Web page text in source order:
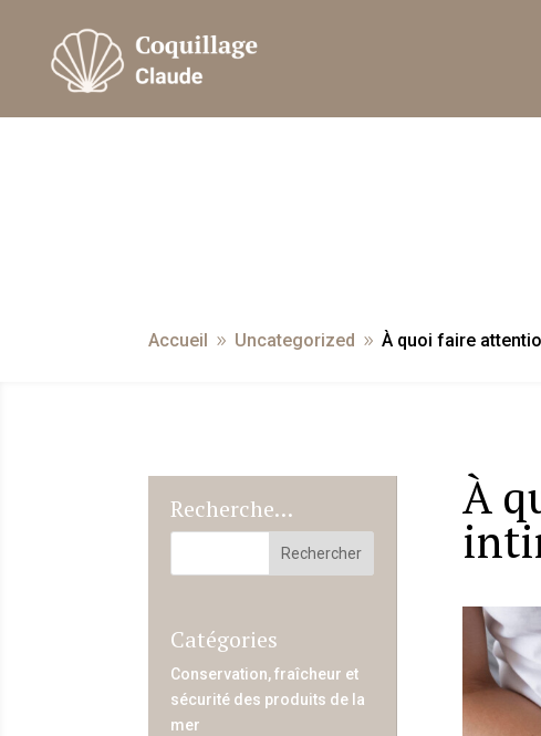
Accueil 9 Uncategorized 9 À quoi faire
Recherche…
Catégories
Conservation, fraîcheur et
sécurité des produits de la
mer
À